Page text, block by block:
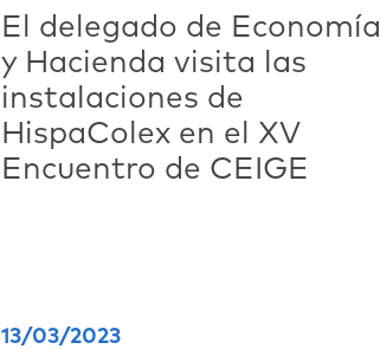
El delegado de Economía
y Hacienda visita las
instalaciones de
HispaColex en el XV
Encuentro de CEIGE
13/03/2023